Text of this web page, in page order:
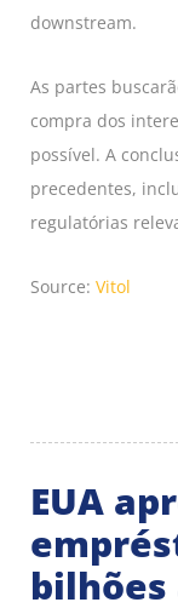
downstream.
As partes
compra dos
possível. A
precedentes,
regulatórias
Source: Vitol
EUA
bilhões